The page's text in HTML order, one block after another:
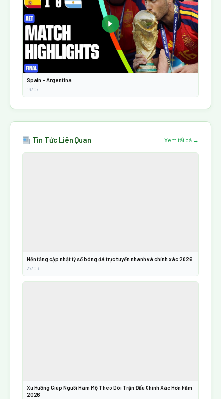
▶
Spain - Argentina
19/07
Tin Tức Liên Quan Xem tất cả →
Nền tảng cập nhật tỷ số bóng đá trực tuyến nhanh và chính xác 2026
27/06
Xu Hướng Giúp Người Hâm Mộ Theo Dõi Trận Đấu Chính Xác Hơn Năm
2026